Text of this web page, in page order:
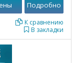
В закладки
К сравнению
Подробно